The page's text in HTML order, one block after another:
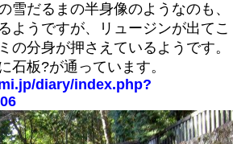
雪だるまの半身像のようなのも、
ようですが、リュージンが出てこ
の分身が押さえているようです。
石板?が通っています。
diary/index.php?